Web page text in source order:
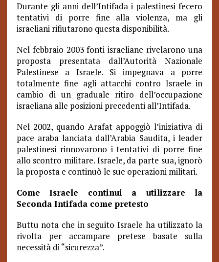
Durante gli anni dell’Intifada i palestinesi fecero
tentativi di porre fine alla violenza, ma gli
israeliani rifiutarono questa disponibilità.
Nel febbraio 2003 fonti israeliane rivelarono una
proposta presentata dall’Autorità Nazionale
Palestinese a Israele. Si impegnava a porre
totalmente fine agli attacchi contro Israele in
cambio di un graduale ritiro dell’occupazione
israeliana alle posizioni precedenti all’Intifada.
Nel 2002, quando Arafat appoggiò l’iniziativa di
pace araba lanciata dall’Arabia Saudita, i leader
palestinesi rinnovarono i tentativi di porre fine
allo scontro militare. Israele, da parte sua, ignorò
la proposta e continuò le sue operazioni militari.
Come Israele continui a utilizzare la
Seconda Intifada come pretesto
Buttu nota che in seguito Israele ha utilizzato la
rivolta per accampare pretese basate sulla
necessità di “sicurezza”.